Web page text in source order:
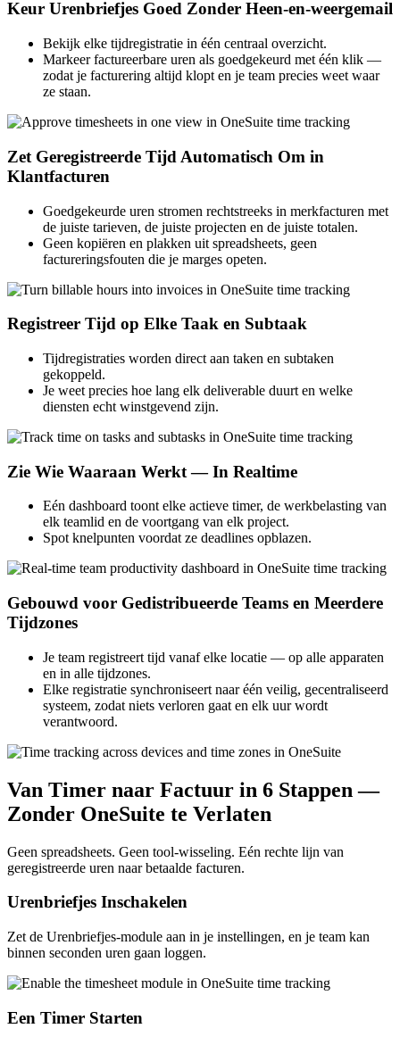
Keur Urenbriefjes Goed Zonder Heen-en-weergemail
Bekijk elke tijdregistratie in één centraal overzicht.
Markeer factureerbare uren als goedgekeurd met één klik —
zodat je facturering altijd klopt en je team precies weet waar
ze staan.
Zet Geregistreerde Tijd Automatisch Om in
Klantfacturen
Goedgekeurde uren stromen rechtstreeks in merkfacturen met
de juiste tarieven, de juiste projecten en de juiste totalen.
Geen kopiëren en plakken uit spreadsheets, geen
factureringsfouten die je marges opeten.
Registreer Tijd op Elke Taak en Subtaak
Tijdregistraties worden direct aan taken en subtaken
gekoppeld.
Je weet precies hoe lang elk deliverable duurt en welke
diensten echt winstgevend zijn.
Zie Wie Waaraan Werkt — In Realtime
Eén dashboard toont elke actieve timer, de werkbelasting van
elk teamlid en de voortgang van elk project.
Spot knelpunten voordat ze deadlines opblazen.
Gebouwd voor Gedistribueerde Teams en Meerdere
Tijdzones
Je team registreert tijd vanaf elke locatie — op alle apparaten
en in alle tijdzones.
Elke registratie synchroniseert naar één veilig, gecentraliseerd
systeem, zodat niets verloren gaat en elk uur wordt
verantwoord.
Van Timer naar Factuur in 6 Stappen —
Zonder OneSuite te Verlaten
Geen spreadsheets. Geen tool-wisseling. Eén rechte lijn van
geregistreerde uren naar betaalde facturen.
Urenbriefjes Inschakelen
Zet de Urenbriefjes-module aan in je instellingen, en je team kan
binnen seconden uren gaan loggen.
Een Timer Starten